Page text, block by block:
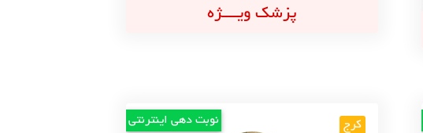
پزشک ویــــژه
کرج نوبت دهی اینترنتی